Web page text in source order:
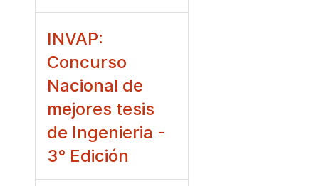
INVAP:
Concurso
Nacional de
mejores tesis
de Ingenieria -
3° Edición